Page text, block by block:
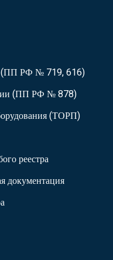
(ПП РФ № 719, 616)
(ПП РФ № 878)
(ТОРП)
реестра
документация